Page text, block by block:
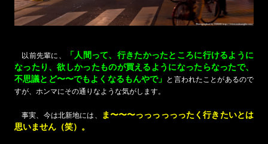
以前先輩に、
「人間って、行きたかったところに行けるように
なったり、欲しかったものが買えるようになったらなったで、
不思議とど〜〜でもよくなるもんやで」
と言われたことがあるので
すが、ホンマにその通りなような気がします。
事実、今は北新地には、
ま〜〜〜っっっっっったく行きたいとは
思いません（笑）。